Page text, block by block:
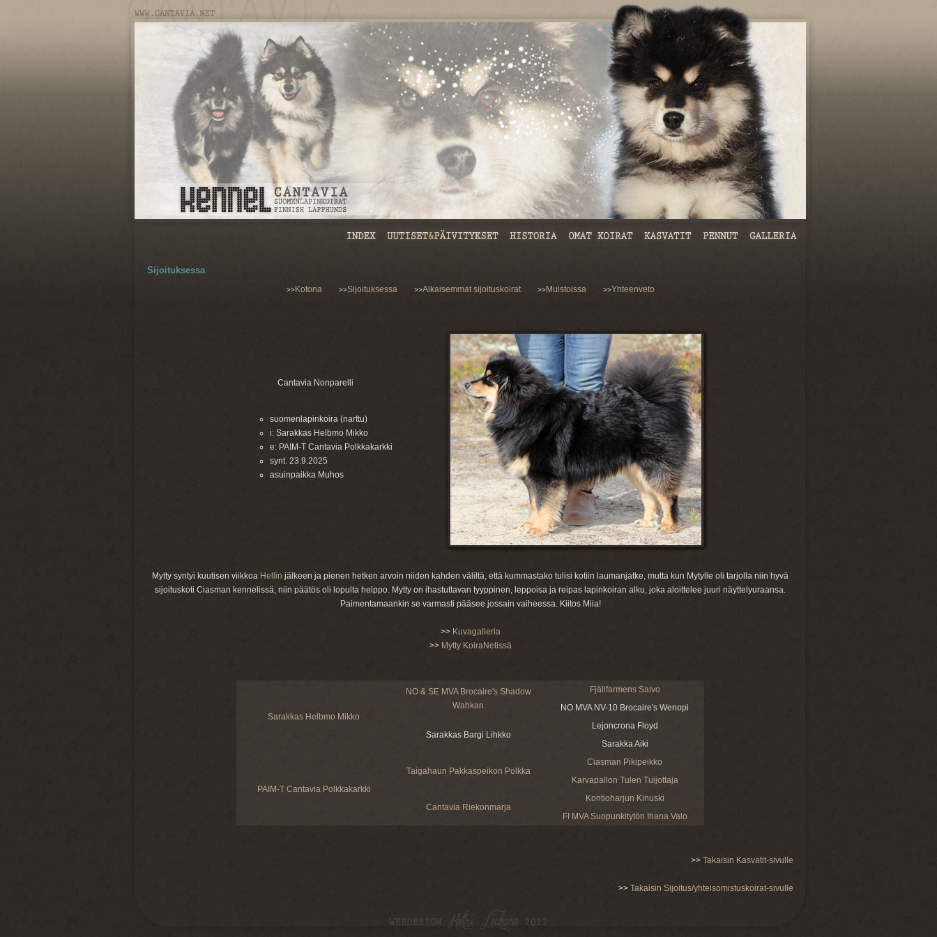
Sijoituksessa
>>Kotona >>Sijoituksessa >>Aikaisemmat sijoituskoirat >>Muistoissa >>Yhteenveto
Cantavia Nonparelli
suomenlapinkoira (narttu)
i: Sarakkas Helbmo Mikko
e: PAIM-T Cantavia Polkkakarkki
synt. 23.9.2025
asuinpaikka Muhos
Mytty syntyi kuutisen viikkoa Hellin jälkeen ja pienen hetken arvoin niiden kahden väliltä, että kummastako tulisi kotiin laumanjatke, mutta kun Mytylle oli tarjolla niin hyvä
sijoituskoti Ciasman kennelissä, niin päätös oli lopulta helppo. Mytty on ihastuttavan tyyppinen, leppoisa ja reipas lapinkoiran alku, joka aloittelee juuri näyttelyuraansa.
Paimentamaankin se varmasti pääsee jossain vaiheessa. Kiitos Miia!
>> Kuvagalleria
>> Mytty KoiraNetissä
Sarakkas Helbmo Mikko
NO & SE MVA Brocaire's Shadow
Wahkan
Fjällfarmens Saivo
NO MVA NV-10 Brocaire's Wenopi
Sarakkas Bargi Lihkko
Lejoncrona Floyd
Sarakka Aiki
PAIM-T Cantavia Polkkakarkki
Taigahaun Pakkaspeikon Polkka
Ciasman Pikipeikko
Karvapallon Tulen Tuijottaja
Cantavia Riekonmarja
Kontioharjun Kinuski
FI MVA Suopunkitytön Ihana Valo
>> Takaisin Kasvatit-sivulle
>> Takaisin Sijoitus/yhteisomistuskoirat-sivulle